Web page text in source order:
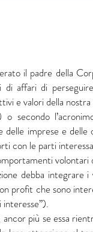
il padre della
affari di
e valori della
secondo
imprese e delle
con le parti
debba integrare
che sono
più se essa